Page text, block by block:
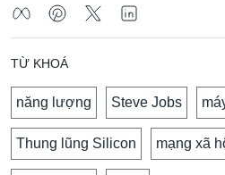
TỪ KHOÁ
năng lượng Steve Jobs
Thung lũng Silicon mạng xã